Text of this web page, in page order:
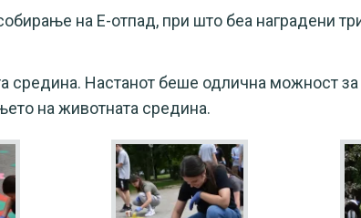
на Е-отпад, при што беа наградени
средина. Настанот беше одлична можност
на животната средина.